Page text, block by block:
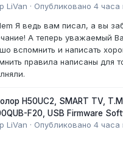
LiVan · Опубликовано 4 часа
Я ведь вам писал, а вы
А теперь уважаемый
вспомнить и написать
правила написаны для
H50UC2, SMART TV,
F20, USB Firmware
LiVan · Опубликовано 4 часа